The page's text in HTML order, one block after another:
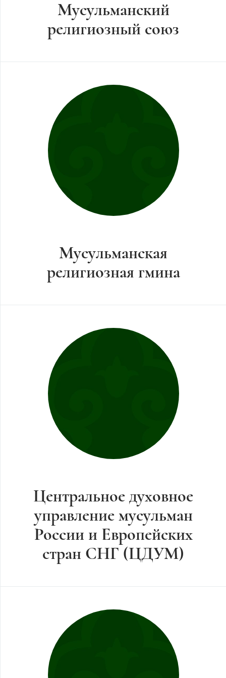
Мусульманский
религиозный союз
Мусульманская
религиозная гмина
Центральное духовное
управление мусульман
России и Европейских
стран СНГ (ЦДУМ)